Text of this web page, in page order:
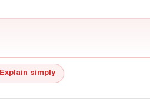
Explain simply